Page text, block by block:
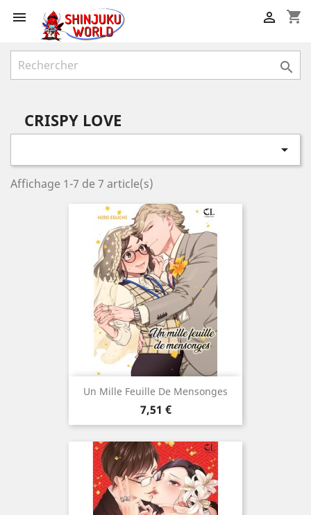
 shopping_cart


CRISPY LOVE

Affichage 1-7 de 7 article(s)
Un Mille Feuille De Mensonges
Prix
7,51 €